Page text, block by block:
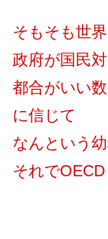
そもそも世
政府が国民
都合がいい
に信じて
なんという幼
それで